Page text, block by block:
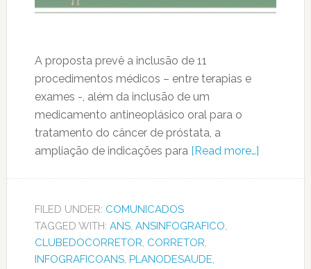
A proposta prevê a inclusão de 11
procedimentos médicos – entre terapias e
exames -, além da inclusão de um
medicamento antineoplásico oral para o
tratamento do câncer de próstata, a
ampliação de indicações para [Read more…]
FILED UNDER: COMUNICADOS
TAGGED WITH: ANS, ANSINFOGRAFICO,
CLUBEDOCORRETOR, CORRETOR,
INFOGRAFICOANS, PLANODESAUDE,